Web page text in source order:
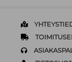
Avola, Helsingin
Valtteri Mörttinen (s.
tietokirjailijana,
sekä luonut